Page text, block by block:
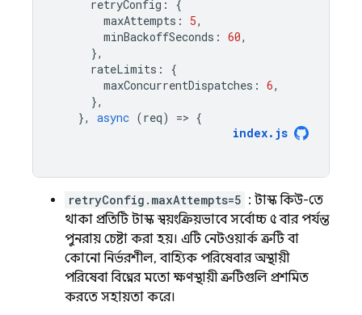
retryConfig :
{
maxAttempts : 5,
minBackoffSeconds : 60,
},
rateLimits :
{
maxConcurrentDispatches : 6,
},
},
async (req) => {
index. js
retryConfig.maxAttempts=5 : টাস্ক কিউ-তে
থাকা প্রতিটি টাস্ক স্বয়ংক্রিয়ভাবে সর্বোচ্চ ৫ বার পর্যন্ত
পুনরায় চেষ্টা করা হয়। এটি নেটওয়ার্ক ত্রুটি বা
কোনো নির্ভরশীল, বাহ্যিক পরিষেবার অস্থায়ী
পরিষেবা বিঘ্নের মতো ক্ষণস্থায়ী ত্রুটিগুলি প্রশমিত
করতে সহায়তা করে।